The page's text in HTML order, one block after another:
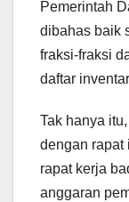
Pemerintah
dibahas baik
fraksi-fraksi
daftar
Tak hanya
dengan rapat
rapat kerja
anggaran